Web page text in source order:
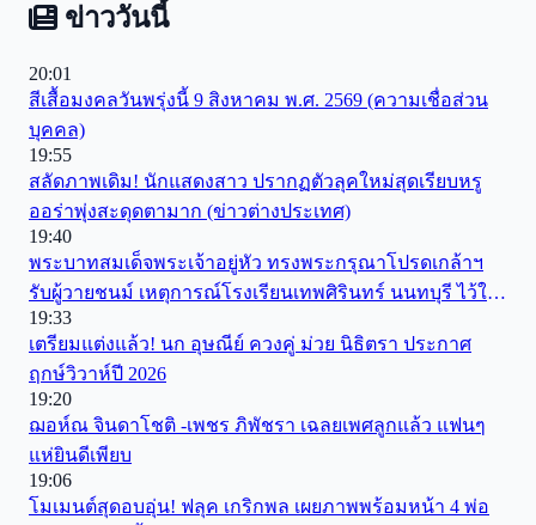
ข่าววันนี้
20:01
สีเสื้อมงคลวันพรุ่งนี้ 9 สิงหาคม พ.ศ. 2569 (ความเชื่อส่วน
บุคคล)
19:55
สลัดภาพเดิม! นักแสดงสาว ปรากฏตัวลุคใหม่สุดเรียบหรู
ออร่าพุ่งสะดุดตามาก (ข่าวต่างประเทศ)
19:40
พระบาทสมเด็จพระเจ้าอยู่หัว ทรงพระกรุณาโปรดเกล้าฯ
รับผู้วายชนม์ เหตุการณ์โรงเรียนเทพศิรินทร์ นนทบุรี ไว้ใน
พระบรมราชานุเคราะห์
19:33
เตรียมแต่งแล้ว! นก อุษณีย์ ควงคู่ ม่วย นิธิตรา ประกาศ
ฤกษ์วิวาห์ปี 2026
19:20
ฌอห์ณ จินดาโชติ -เพชร ภิพัชรา เฉลยเพศลูกแล้ว แฟนๆ
แห่ยินดีเพียบ
19:06
โมเมนต์สุดอบอุ่น! ฟลุค เกริกพล เผยภาพพร้อมหน้า 4 พ่อ